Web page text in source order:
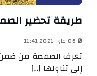
طريقة تحضير
تعرف الصمصة من ضمن
إلى تناولها […]